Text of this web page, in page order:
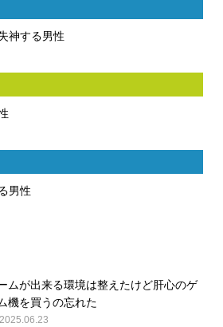
神する男性
男性
ムが出来る環境は整えたけど肝心のゲ
機を買うの忘れた
2025.06.23